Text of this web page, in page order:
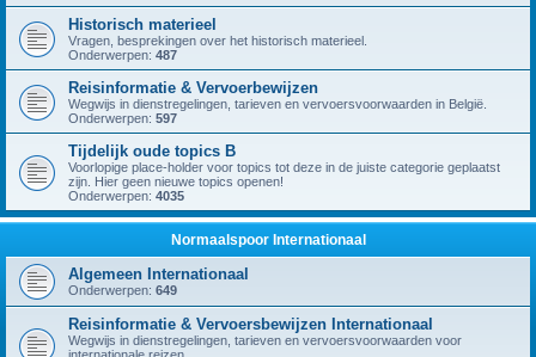
Historisch materieel
Vragen, besprekingen over het historisch materieel.
Onderwerpen: 487
Reisinformatie & Vervoerbewijzen
Wegwijs in dienstregelingen, tarieven en vervoersvoorwaarden in België.
Onderwerpen: 597
Tijdelijk oude topics B
Voorlopige place-holder voor topics tot deze in de juiste categorie geplaatst
zijn. Hier geen nieuwe topics openen!
Onderwerpen: 4035
Normaalspoor Internationaal
Algemeen Internationaal
Onderwerpen: 649
Reisinformatie & Vervoersbewijzen Internationaal
Wegwijs in dienstregelingen, tarieven en vervoersvoorwaarden voor